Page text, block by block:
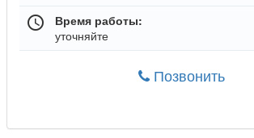
schedule
Время работы:
уточняйте
Позвонить